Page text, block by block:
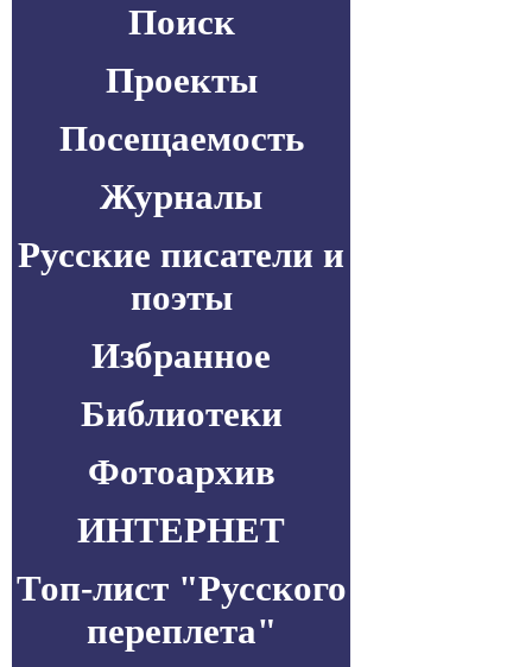
Поиск
Проекты
Посещаемость
Журналы
Русские писатели и
поэты
Избранное
Библиотеки
Фотоархив
ИНТЕРНЕТ
Топ-лист "Русского
переплета"